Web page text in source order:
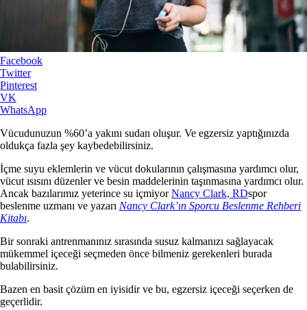
Facebook
Twitter
Pinterest
VK
WhatsApp
Vücudunuzun %60’a yakını sudan oluşur. Ve egzersiz yaptığınızda
oldukça fazla şey kaybedebilirsiniz.
İçme suyu eklemlerin ve vücut dokularının çalışmasına yardımcı olur,
vücut ısısını düzenler ve besin maddelerinin taşınmasına yardımcı olur.
Ancak bazılarımız yeterince su içmiyorNancy Clark, RDspor
beslenme uzmanı ve yazarı Nancy Clark’ın Sporcu Beslenme Rehberi
Kitabı.
Bir sonraki antrenmanınız sırasında susuz kalmanızı sağlayacak
mükemmel içeceği seçmeden önce bilmeniz gerekenleri burada
bulabilirsiniz.
Bazen en basit çözüm en iyisidir ve bu, egzersiz içeceği seçerken de
geçerlidir.